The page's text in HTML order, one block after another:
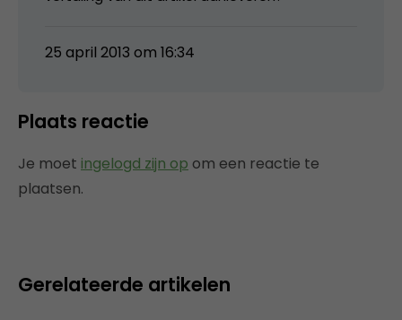
25 april 2013 om 16:34
Plaats reactie
Je moet ingelogd zijn op om een reactie te
plaatsen.
Gerelateerde artikelen